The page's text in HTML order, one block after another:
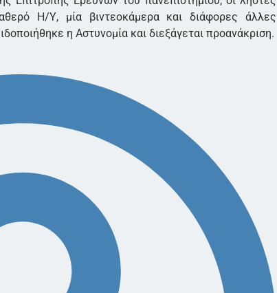
Η/Υ, μία βιντεοκάμερα και διάφορες άλλες
η Αστυνομία και διεξάγεται προανάκριση.